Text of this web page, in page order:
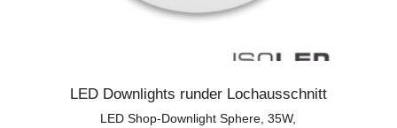
LED Downlights runder Lochausschnitt
LED Shop-Downlight Sphere, 35W,